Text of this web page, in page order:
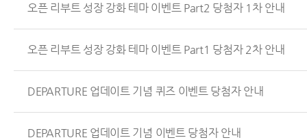
오픈 리부트 성장 강화 테마 이벤트 Part2 당첨자 1차 안내
오픈 리부트 성장 강화 테마 이벤트 Part1 당첨자 2차 안내
DEPARTURE 업데이트 기념 퀴즈 이벤트 당첨자 안내
DEPARTURE 업데이트 기념 이벤트 당첨자 안내